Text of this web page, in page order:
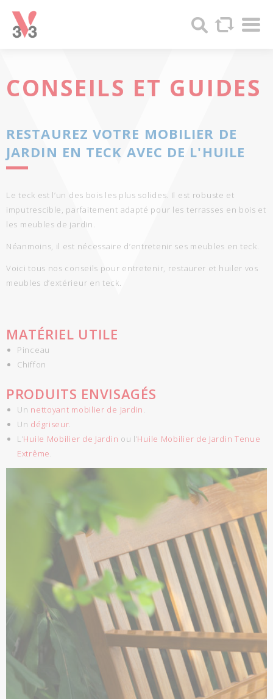
V33
Peintures
CONSEILS ET GUIDES
RESTAUREZ VOTRE MOBILIER DE
JARDIN EN TECK AVEC DE L'HUILE
Le teck est l’un des bois les plus solides. Il est robuste et
imputrescible, parfaitement adapté pour les terrasses en bois et
les meubles de jardin.
Néanmoins, il est nécessaire d’entretenir ses meubles en teck.
Voici tous nos conseils pour entretenir, restaurer et huiler vos
meubles d’extérieur en teck.
MATÉRIEL UTILE
Pinceau
Chiffon
PRODUITS ENVISAGÉS
Un nettoyant mobilier de Jardin.
Un dégriseur.
L’Huile Mobilier de Jardin ou l’Huile Mobilier de Jardin Tenue
Extrême.